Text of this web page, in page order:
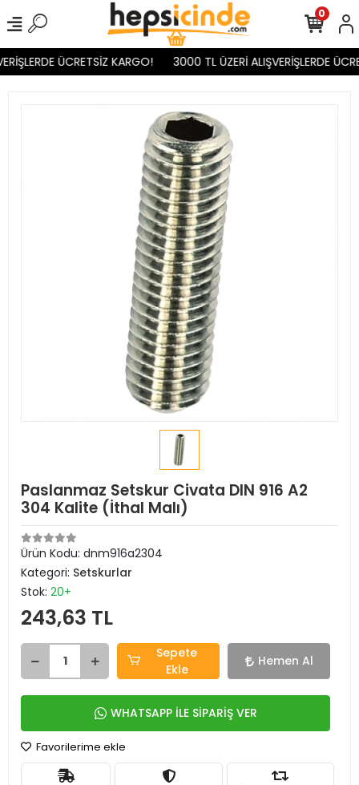
ÜCRETSİZ KARGO! 3000 TL ÜZERİ ALIŞVERİŞLERDE
0
Paslanmaz Setskur Civata DIN 916 A2
304 Kalite (İthal Malı)
Ürün Kodu: dnm916a2304
Kategori: Setskurlar
Stok: 20+
243,63 TL
Sepete
Ekle
Hemen Al
WHATSAPP İLE SİPARİŞ VER
Favorilerime ekle